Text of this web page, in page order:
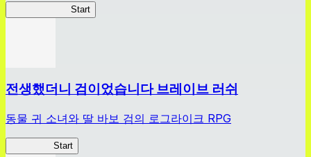
Start
전생했더니 검이었습니다 브레이브 러쉬
동물 귀 소녀와 딸 바보 검의 로그라이크 RPG
Start